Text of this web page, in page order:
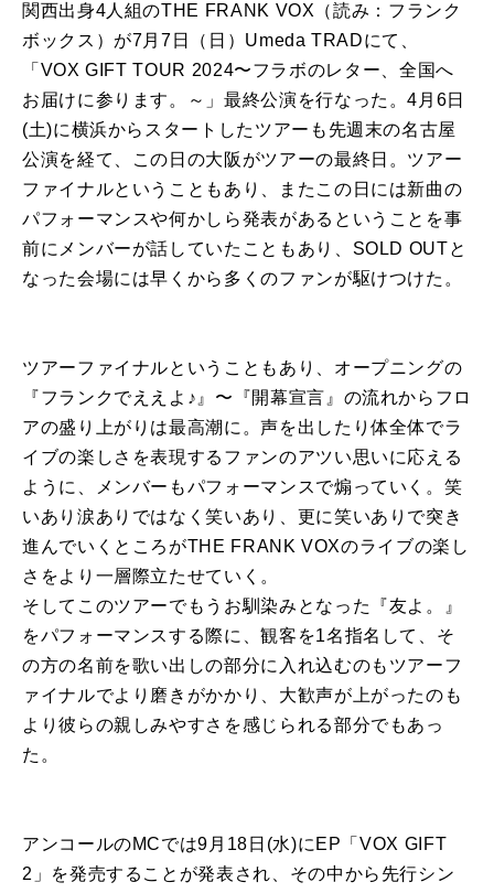
関西出身4人組のTHE FRANK VOX（読み：フランク
ボックス）が7月7日（日）Umeda TRADにて、
「VOX GIFT TOUR 2024〜フラボのレター、全国へ
お届けに参ります。～」最終公演を行なった。4月6日
(土)に横浜からスタートしたツアーも先週末の名古屋
公演を経て、この日の大阪がツアーの最終日。ツアー
ファイナルということもあり、またこの日には新曲の
パフォーマンスや何かしら発表があるということを事
前にメンバーが話していたこともあり、SOLD OUTと
なった会場には早くから多くのファンが駆けつけた。
ツアーファイナルということもあり、オープニングの
『フランクでええよ♪』〜『開幕宣言』の流れからフロ
アの盛り上がりは最高潮に。声を出したり体全体でラ
イブの楽しさを表現するファンのアツい思いに応える
ように、メンバーもパフォーマンスで煽っていく。笑
いあり涙ありではなく笑いあり、更に笑いありで突き
進んでいくところがTHE FRANK VOXのライブの楽し
さをより一層際立たせていく。
そしてこのツアーでもうお馴染みとなった『友よ。』
をパフォーマンスする際に、観客を1名指名して、そ
の方の名前を歌い出しの部分に入れ込むのもツアーフ
ァイナルでより磨きがかかり、大歓声が上がったのも
より彼らの親しみやすさを感じられる部分でもあっ
た。
アンコールのMCでは9月18日(水)にEP「VOX GIFT
2」を発売することが発表され、その中から先行シン